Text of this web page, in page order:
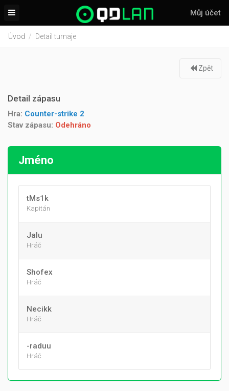
Můj účet
Úvod Detail turnaje
Zpět
Detail zápasu
Hra: Counter-strike 2
Stav zápasu: Odehráno
Jméno
tMs1k
Kapitán
Jalu
Hráč
Shofex
Hráč
Necikk
Hráč
-raduu
Hráč